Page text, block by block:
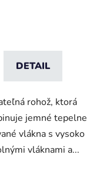
DETAIL
rohož, ktorá
jemné tepelne
vlákna s vysoko
vláknami a...